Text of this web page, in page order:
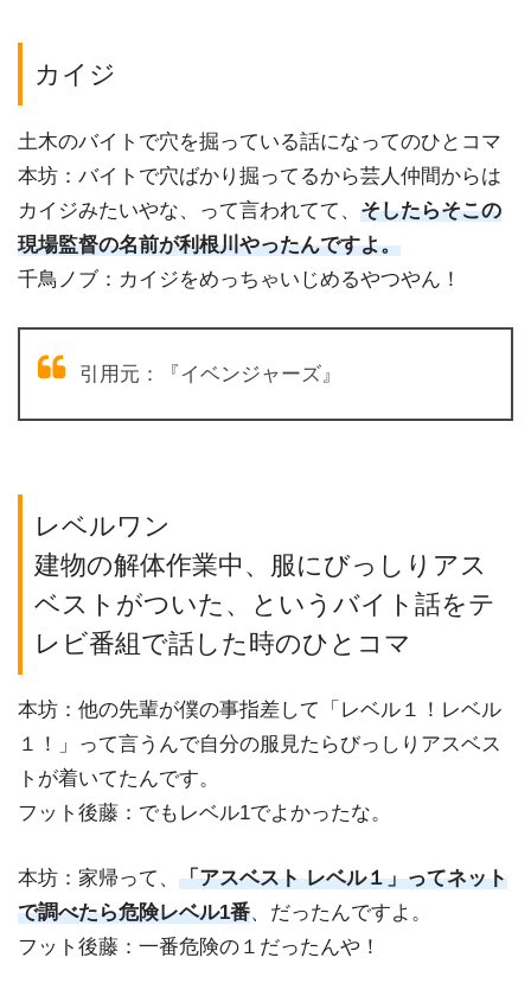
カイジ
土木のバイトで穴を掘っている話になってのひとコマ
本坊：バイトで穴ばかり掘ってるから芸人仲間からは
カイジみたいやな、って言われてて、 そしたらそこの
現場監督の名前が利根川やったんですよ。
千鳥ノブ：カイジをめっちゃいじめるやつやん！
引用元：『イベンジャーズ』
レベルワン
建物の解体作業中、服にびっしりアス
ベストがついた、というバイト話をテ
レビ番組で話した時のひとコマ
本坊：他の先輩が僕の事指差して「レベル１！レベル
１！」って言うんで自分の服見たらびっしりアスベス
トが着いてたんです。
フット後藤：でもレベル1でよかったな。
本坊：家帰って、 「アスベスト レベル１」ってネット
で調べたら危険レベル1番、だったんですよ。
フット後藤：一番危険の１だったんや！